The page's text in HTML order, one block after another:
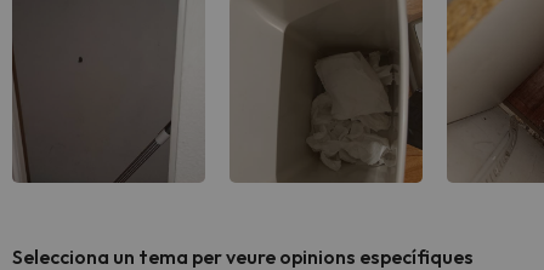
Selecciona un tema per veure opinions específiques